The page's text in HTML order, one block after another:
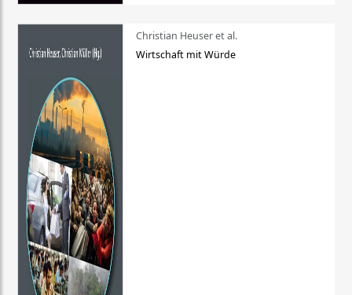
Christian Heuser et al.
Wirtschaft mit Würde